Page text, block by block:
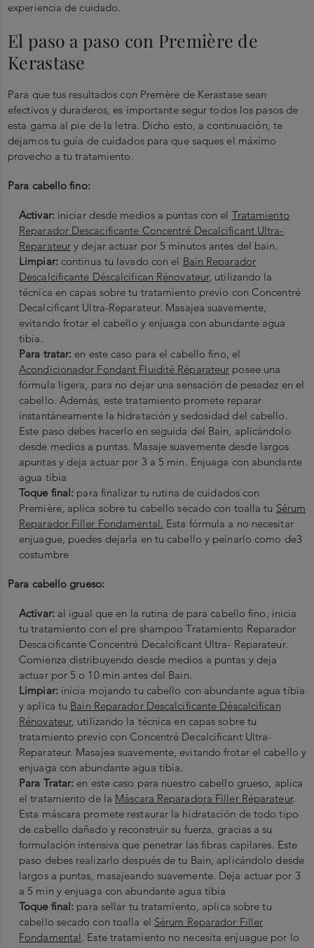
experiencia de cuidado.
El paso a paso con Première de
Kerastase
Para que tus resultados con Premère de Kerastase sean
efectivos y duraderos, es importante segur todos los pasos de
esta gama al pie de la letra. Dicho esto, a continuación, te
dejamos tu guía de cuidados para que saques el máximo
provecho a tu tratamiento.
Para cabello fino:
Activar:iniciar desde medios a puntas con el Tratamiento
Reparador Descacificante Concentré Decalcificant Ultra-
Reparateur y dejar actuar por 5 minutos antes del bain.
Limpiar:continua tu lavado con el Bain Reparador
Descalcificante Déscalcifican Rénovateur, utilizando la
técnica en capas sobre tu tratamiento previo con Concentré
Decalcificant Ultra-Reparateur. Masajea suavemente,
evitando frotar el cabello y enjuaga con abundante agua
tibia.
Para tratar: en este caso para el cabello fino, el
Acondicionador Fondant Fluidité Réparateur posee una
fórmula ligera, para no dejar una sensación de pesadez en el
cabello. Además, este tratamiento promete reparar
instantáneamente la hidratación y sedosidad del cabello.
Este paso debes hacerlo en seguida del Bain, aplicándolo
desde medios a puntas. Masaje suavemente desde largos
apuntas y deja actuar por 3 a 5 min. Enjuaga con abundante
agua tibia
Toque final: para finalizar tu rutina de cuidados con
Première, aplica sobre tu cabello secado con toalla tu Sérum
Reparador Filler Fondamental. Esta fórmula a no necesitar
enjuague, puedes dejarla en tu cabello y peinarlo como de3
costumbre
Para cabello grueso:
Activar:al igual que en la rutina de para cabello fino, inicia
tu tratamiento con el pre shampoo Tratamiento Reparador
Descacificante Concentré Decalcificant Ultra- Reparateur.
Comienza distribuyendo desde medios a puntas y deja
actuar por 5 o 10 min antes del Bain.
Limpiar:inicia mojando tu cabello con abundante agua tibia
y aplica tu Bain Reparador Descalcificante Déscalcifican
Rénovateur, utilizando la técnica en capas sobre tu
tratamiento previo con Concentré Decalcificant Ultra-
Reparateur. Masajea suavemente, evitando frotar el cabello y
enjuaga con abundante agua tibia.
Para Tratar: en este caso para nuestro cabello grueso, aplica
el tratamiento de la Máscara Reparadora Filler Réparateur.
Esta máscara promete restaurar la hidratación de todo tipo
de cabello dañado y reconstruir su fuerza, gracias a su
formulación intensiva que penetrar las fibras capilares. Este
paso debes realizarlo después de tu Bain, aplicándolo desde
largos a puntas, masajeando suavemente. Deja actuar por 3
a 5 min y enjuaga con abundante agua tibia
Toque final: para sellar tu tratamiento, aplica sobre tu
cabello secado con toalla el Sérum Reparador Filler
Fondamental. Este tratamiento no necesita enjuague por lo